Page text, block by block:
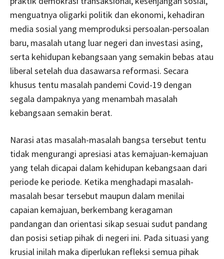
menguatnya oligarki politik dan ekonomi, kehadiran
media sosial yang memproduksi persoalan-persoalan
baru, masalah utang luar negeri dan investasi asing,
serta kehidupan kebangsaan yang semakin bebas atau
liberal setelah dua dasawarsa reformasi. Secara
khusus tentu masalah pandemi Covid-19 dengan
segala dampaknya yang menambah masalah
kebangsaan semakin berat.
Narasi atas masalah-masalah bangsa tersebut tentu
tidak mengurangi apresiasi atas kemajuan-kemajuan
yang telah dicapai dalam kehidupan kebangsaan dari
periode ke periode. Ketika menghadapi masalah-
masalah besar tersebut maupun dalam menilai
capaian kemajuan, berkembang keragaman
pandangan dan orientasi sikap sesuai sudut pandang
dan posisi setiap pihak di negeri ini. Pada situasi yang
krusial inilah maka diperlukan refleksi semua pihak